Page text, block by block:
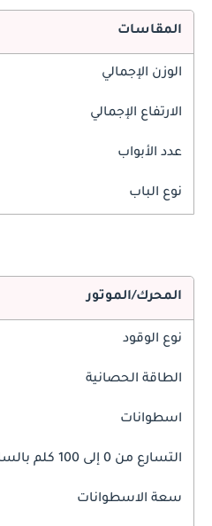
المقاسات
الوزن الإجمالي
الارتفاع الإجمالي
عدد الأبواب
نوع الباب
المحرك/الموتور
نوع الوقود
الطاقة الحصانية
اسطوانات
التسارع من 0 إلى 100 كلم بالساعة
سعة الاسطوانات